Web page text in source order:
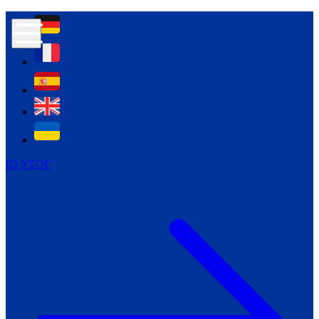
ID УТОГ
Контур психологічної безпеки глухих
Всеукраїнський пісенний
челендж «Україно, ти є!»
Молодіжний челендж «Жестова
мова для мене – це…»
Репортажі спеціальних та
інклюзивних начальних закладів